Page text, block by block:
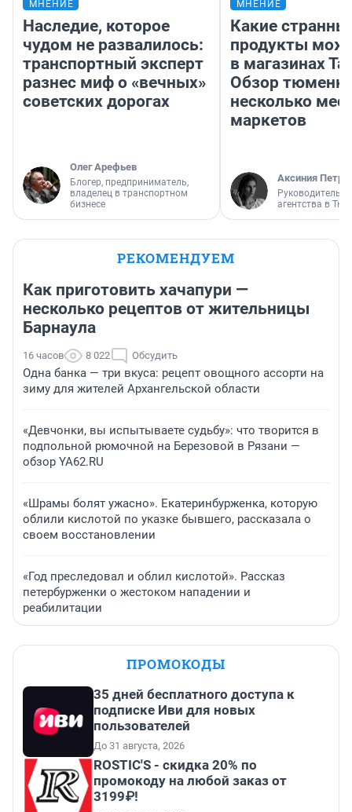
МНЕНИЕ
Наследие, которое
чудом не развалилось:
транспортный эксперт
разнес миф о «вечных»
советских дорогах
Олег Арефьев
Блогер, предприниматель,
владелец в транспортном
бизнесе
МНЕНИЕ
Какие
продукты
в магазинах
Обзор
несколько
маркетов
Аксиния
Руководитель
агентства в
РЕКОМЕНДУЕМ
Как приготовить хачапури —
несколько рецептов от жительницы
Барнаула
16 часов 8 022 Обсудить
Одна банка — три вкуса: рецепт овощного ассорти на
зиму для жителей Архангельской области
«Девчонки, вы испытываете судьбу»: что творится в
подпольной рюмочной на Березовой в Рязани —
обзор YA62.RU
«Шрамы болят ужасно». Екатеринбурженка, которую
облили кислотой по указке бывшего, рассказала о
своем восстановлении
«Год преследовал и облил кислотой». Рассказ
петербурженки о жестоком нападении и
реабилитации
ПРОМОКОДЫ
35 дней бесплатного доступа к
подписке Иви для новых
пользователей
До 31 августа, 2026
ROSTIC'S - скидка 20% по
промокоду на любой заказ от
3199₽!